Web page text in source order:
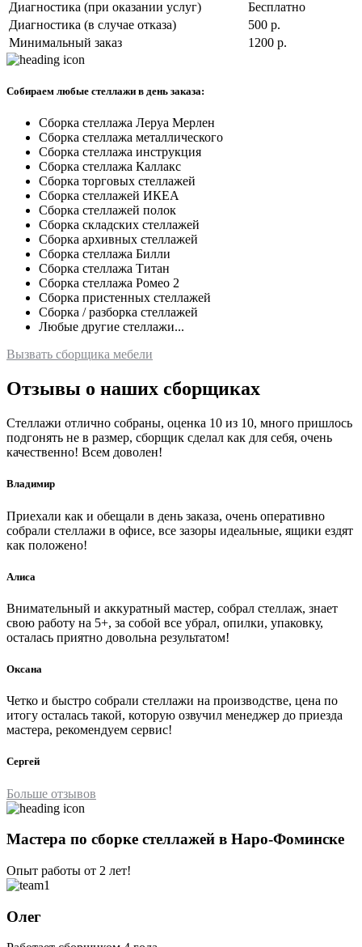
Диагностика (при оказании услуг)
Бесплатно
Диагностика (в случае отказа)
500 р.
Минимальный заказ
1200 р.
Собираем любые стеллажи в день заказа:
Сборка стеллажа Леруа Мерлен
Сборка стеллажа металлического
Сборка стеллажа инструкция
Сборка стеллажа Каллакс
Сборка торговых стеллажей
Сборка стеллажей ИКЕА
Сборка стеллажей полок
Сборка складских стеллажей
Сборка архивных стеллажей
Сборка стеллажа Билли
Сборка стеллажа Титан
Сборка стеллажа Ромео 2
Сборка пристенных стеллажей
Сборка / разборка стеллажей
Любые другие стеллажи...
Вызвать сборщика мебели
Отзывы о наших сборщиках
Стеллажи отлично собраны, оценка 10 из 10, много пришлось
подгонять не в размер, сборщик сделал как для себя, очень
качественно! Всем доволен!
Владимир
Приехали как и обещали в день заказа, очень оперативно
собрали стеллажи в офисе, все зазоры идеальные, ящики ездят
как положено!
Алиса
Внимательный и аккуратный мастер, собрал стеллаж, знает
свою работу на 5+, за собой все убрал, опилки, упаковку,
осталась приятно довольна результатом!
Оксана
Четко и быстро собрали стеллажи на производстве, цена по
итогу осталась такой, которую озвучил менеджер до приезда
мастера, рекомендуем сервис!
Сергей
Больше отзывов
Мастера по сборке стеллажей в Наро-Фоминске
Опыт работы от 2 лет!
Олег